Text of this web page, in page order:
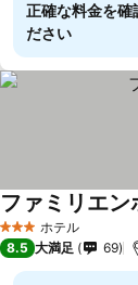
正確な料金を確
ださい
3 ホテルのランク
ホテル
ファミリエン
8.5 大満足 69